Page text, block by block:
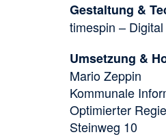
Gestaltung &
timespin –
Umsetzung &
Mario Zeppin
Kommunale
Optimierter
Steinweg 10